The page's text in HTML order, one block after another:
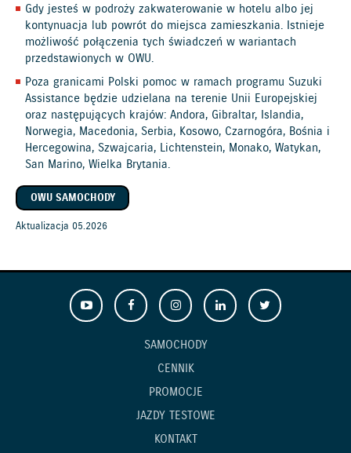
Gdy jesteś w podroży zakwaterowanie w hotelu albo jej
kontynuacja lub powrót do miejsca zamieszkania. Istnieje
możliwość połączenia tych świadczeń w wariantach
przedstawionych w OWU.
Poza granicami Polski pomoc w ramach programu Suzuki
Assistance będzie udzielana na terenie Unii Europejskiej
oraz następujących krajów: Andora, Gibraltar, Islandia,
Norwegia, Macedonia, Serbia, Kosowo, Czarnogóra, Bośnia i
Hercegowina, Szwajcaria, Lichtenstein, Monako, Watykan,
San Marino, Wielka Brytania.
OWU SAMOCHODY
Aktualizacja 05.2026
SAMOCHODY
CENNIK
PROMOCJE
JAZDY TESTOWE
KONTAKT